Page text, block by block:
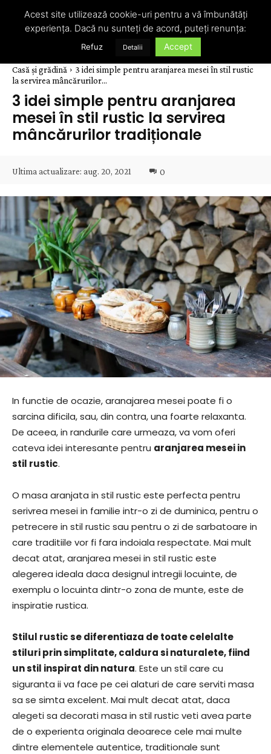
Casă și grădină
3 idei simple pentru aranjarea mesei în stil rustic
la servirea mâncărurilor...
3 idei simple pentru aranjarea
mesei în stil rustic la servirea
mâncărurilor tradiționale
Ultima actualizare: aug. 20, 2021 0
In functie de ocazie, aranajarea mesei poate fi o
sarcina dificila, sau, din contra, una foarte relaxanta.
De aceea, in randurile care urmeaza, va vom oferi
cateva idei interesante pentru aranjarea mesei in
stil rustic.
O masa aranjata in stil rustic este perfecta pentru
serivrea mesei in familie intr-o zi de duminica, pentru o
petrecere in stil rustic sau pentru o zi de sarbatoare in
care traditiile vor fi fara indoiala respectate. Mai mult
decat atat, aranjarea mesei in stil rustic este
alegerea ideala daca designul intregii locuinte, de
exemplu o locuinta dintr-o zona de munte, este de
inspiratie rustica.
Stilul rustic se diferentiaza de toate celelalte
stiluri prin simplitate, caldura si naturalete, fiind
un stil inspirat din natura. Este un stil care cu
siguranta ii va face pe cei alaturi de care serviti masa
sa se simta excelent. Mai mult decat atat, daca
alegeti sa decorati masa in stil rustic veti avea parte
de o experienta originala deoarece cele mai multe
dintre elementele autentice, traditionale sunt
Acest site utilizează cookie-uri pentru a vă îmbunătăți
experiența. Dacă nu sunteți de acord, puteți renunța:
Refuz Detalii Accept